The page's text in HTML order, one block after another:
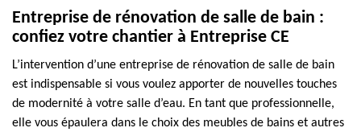
Entreprise de rénovation de salle de bain :
confiez votre chantier à Entreprise CE
L’intervention d’une entreprise de rénovation de salle de bain
est indispensable si vous voulez apporter de nouvelles touches
de modernité à votre salle d’eau. En tant que professionnelle,
elle vous épaulera dans le choix des meubles de bains et autres